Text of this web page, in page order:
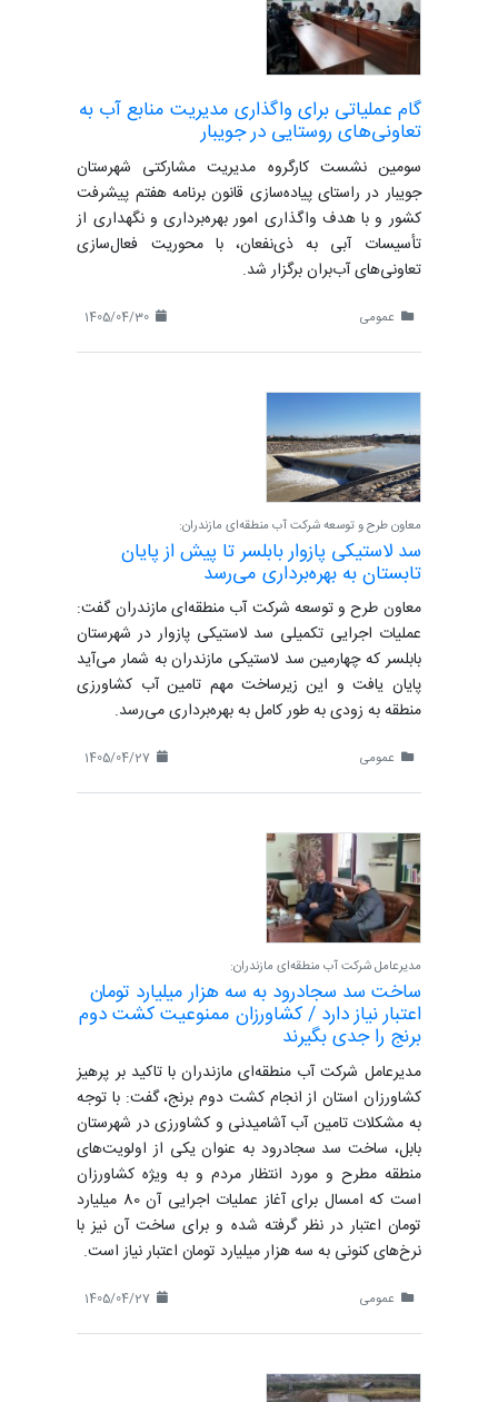
گام عملیاتی برای واگذاری مدیریت منابع آب به
تعاونی‌های روستایی در جویبار
سومین نشست کارگروه مدیریت مشارکتی شهرستان
جویبار در راستای پیاده‌سازی قانون برنامه هفتم پیشرفت
کشور و با هدف واگذاری امور بهره‌برداری و نگهداری از
تأسیسات آبی به ذی‌نفعان، با محوریت فعال‌سازی
تعاونی‌های آب‌بران برگزار شد.
عمومی
معاون طرح و توسعه شرکت آب منطقه‌ای مازندران:
سد لاستیکی پازوار بابلسر تا پیش از پایان
تابستان به بهره‌برداری می‌رسد
معاون طرح و توسعه شرکت آب منطقه‌ای مازندران گفت:
عملیات اجرایی تکمیلی سد لاستیکی پازوار در شهرستان
بابلسر که چهارمین سد لاستیکی مازندران به شمار می‌آید
پایان یافت و این زیرساخت مهم تامین آب کشاورزی
منطقه به زودی به طور کامل به بهره‌برداری می‌رسد.
عمومی
مدیرعامل شرکت آب منطقه‌ای مازندران:
ساخت سد سجادرود به سه هزار میلیارد تومان
اعتبار نیاز دارد / کشاورزان ممنوعیت کشت دوم
برنج را جدی بگیرند
مدیرعامل شرکت آب منطقه‌ای مازندران با تاکید بر پرهیز
کشاورزان استان از انجام کشت دوم برنج، گفت: با توجه
به مشکلات تامین آب آشامیدنی و کشاورزی در شهرستان
بابل، ساخت سد سجادرود به عنوان یکی از اولویت‌های
منطقه مطرح و مورد انتظار مردم و به ویژه کشاورزان
است که امسال برای آغاز عملیات اجرایی آن 80 میلیارد
تومان اعتبار در نظر گرفته شده و برای ساخت آن نیز با
نرخ‌های کنونی به سه هزار میلیارد تومان اعتبار نیاز است.
عمومی